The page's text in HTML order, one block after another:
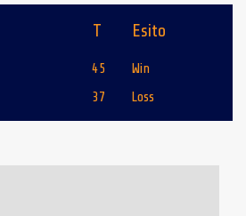
T Esito
45
Win
37 Loss